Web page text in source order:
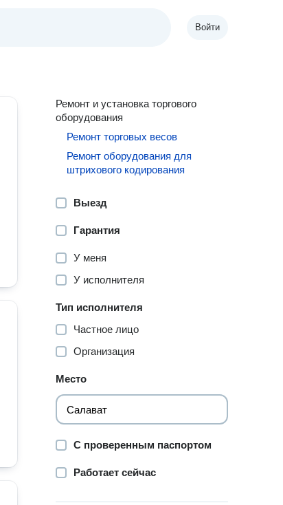
Войти
Ремонт и установка торгового
оборудования
Ремонт торговых весов
Ремонт оборудования для
штрихового кодирования
Выезд
Гарантия
У меня
У исполнителя
Тип исполнителя
Частное лицо
Организация
Место
С проверенным паспортом
Работает сейчас